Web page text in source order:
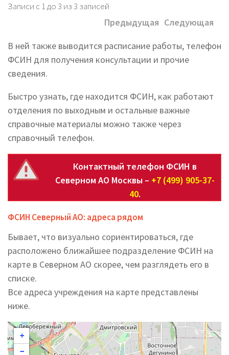
Записи с 1 до 3 из 3 записей
Предыдущая Следующая
В ней также выводится расписание работы, телефон
ФСИН для получения консультации и прочие
сведения.
Быстро узнать, где находится ФСИН, как работают
отделения по выходным и остальные важные
справочные материалы можно также через
справочный телефон.
Контактный телефон ФСИН в
Северном АО Москвы – +7 (499) 905-37-
40.
ФСИН Северный АО: адреса рядом
Бывает, что визуально сориентироваться, где
расположено ближайшее подразделение ФСИН на
карте в Северном АО скорее, чем разглядеть его в
списке.
Все адреса учреждения на карте представлены
ниже.
+
−